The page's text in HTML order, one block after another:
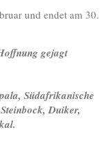
und endet am 30.
gejagt
Südafrikanische
Duiker,